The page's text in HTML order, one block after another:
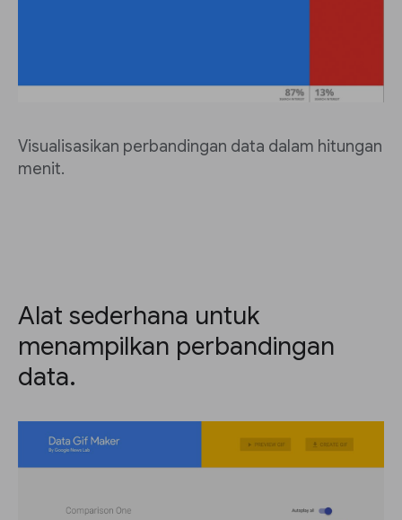
Visualisasikan perbandingan data dalam hitungan
menit.
Alat sederhana untuk
menampilkan perbandingan
data.